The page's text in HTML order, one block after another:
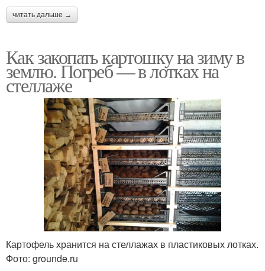
читать дальше →
Как закопать картошку на зиму в
землю. Погреб — в лотках на
стеллаже
Картофель хранится на стеллажах в пластиковых лотках.
Фото: grounde.ru